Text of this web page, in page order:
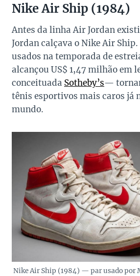
Nike Air Ship (1984)
Antes da linha Air Jordan
Jordan calçava o Nike Air
usados na temporada de
alcançou US$ 1,47 milhão em
conceituada Sotheby’s—
tênis esportivos mais caros já
mundo.
Nike Air Ship (1984) — par usado por